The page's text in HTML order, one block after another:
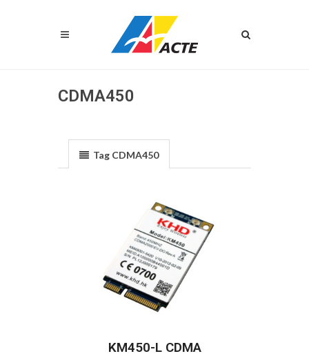
CDMA450
Tag CDMA450
KM450-L CDMA